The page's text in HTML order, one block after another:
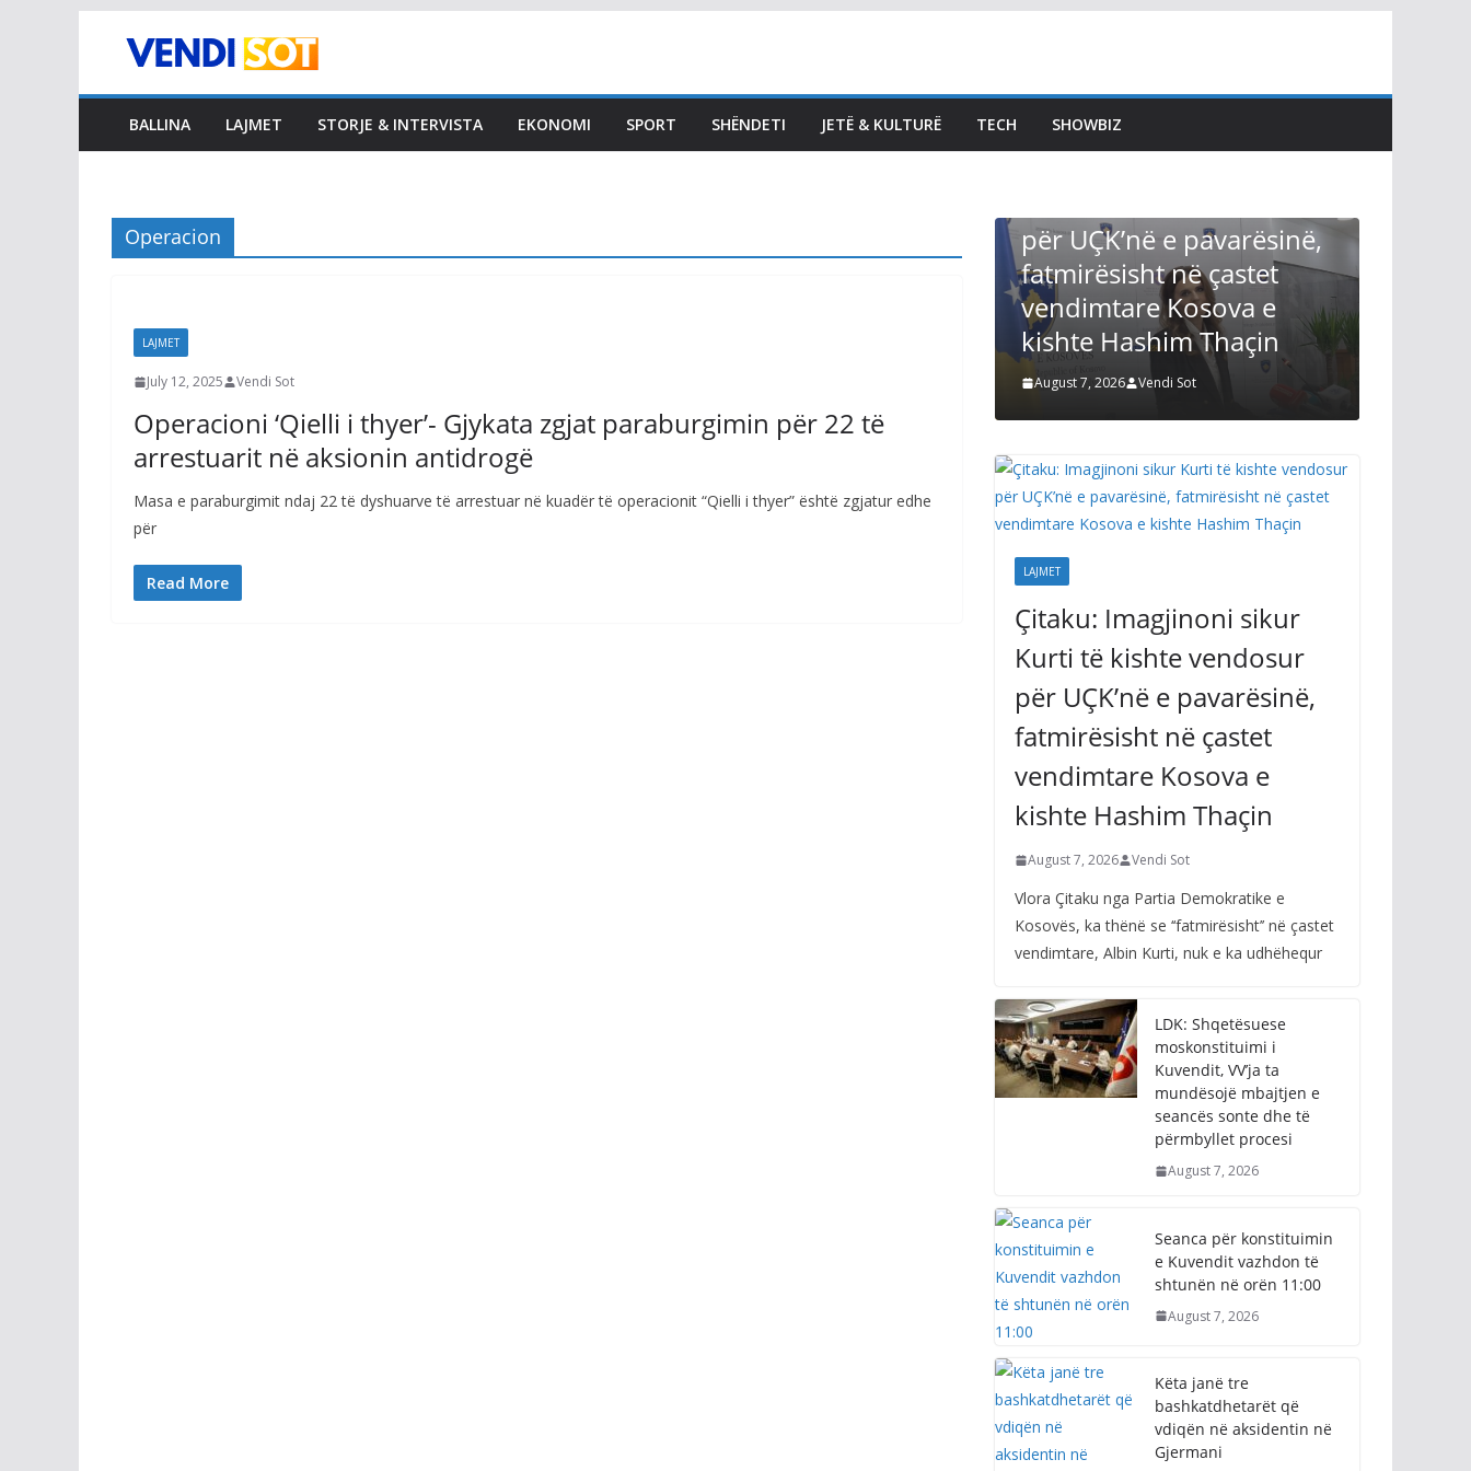
BALLINA LAJMET STORJE & INTERVISTA EKONOMI SPORT SHËNDETI JETË & KULTURË TECH SHOWBIZ
Operacion
LAJMET
July 12, 2025 Vendi Sot
Operacioni ‘Qielli i thyer’- Gjykata zgjat paraburgimin për 22 të
arrestuarit në aksionin antidrogë
Masa e paraburgimit ndaj 22 të dyshuarve të arrestuar në kuadër të operacionit “Qielli i thyer” është zgjatur edhe
për
Read More
Këta janë tre
bashkatdhetarët që
vdiqën në aksidentin në
LAJMET
për UÇK’në e pavarësinë,
fatmirësisht në çastet
vendimtare Kosova e
kishte Hashim Thaçin
August 7, 2026 Vendi Sot
LAJMET
Çitaku: Imagjinoni sikur
Kurti të kishte vendosur
për UÇK’në e pavarësinë,
fatmirësisht në çastet
vendimtare Kosova e
kishte Hashim Thaçin
August 7, 2026 Vendi Sot
Vlora Çitaku nga Partia Demokratike e
Kosovës, ka thënë se ‘‘fatmirësisht’’ në çastet
vendimtare, Albin Kurti, nuk e ka udhëhequr
LDK: Shqetësuese
moskonstituimi i
Kuvendit, VV’ja ta
mundësojë mbajtjen e
seancës sonte dhe të
përmbyllet procesi
August 7, 2026
Seanca për konstituimin
e Kuvendit vazhdon të
shtunën në orën 11:00
August 7, 2026
Këta janë tre
bashkatdhetarët që
vdiqën në aksidentin në
Gjermani